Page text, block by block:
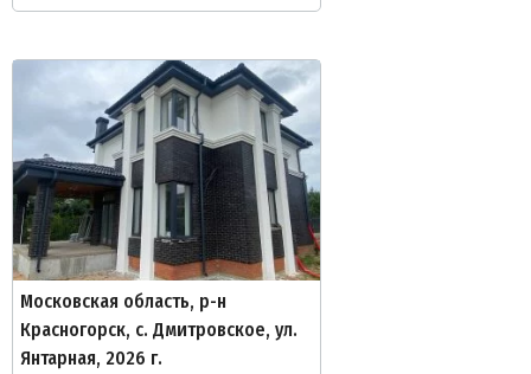
Московская область, р-н
Красногорск, с. Дмитровское, ул.
Янтарная, 2026 г.